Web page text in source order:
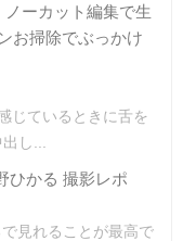
ーカット編集で生
お掃除でぶっかけ
じているときに舌を
し...
ひかる 撮影レポ
見れることが最高で